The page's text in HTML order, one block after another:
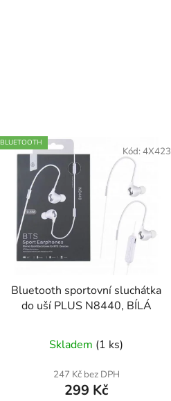
BLUETOOTH
Bluetooth sportovní sluchátka
do uší PLUS N8440, BÍLÁ
Skladem (1 ks)
247 Kč bez DPH
299 Kč
Kód: 4X423